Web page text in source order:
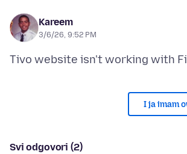
Kareem
3/6/26, 9:52 PM
I ja imam
Svi odgovori (2)